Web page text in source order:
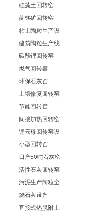
硅藻土回转窑
菱镁矿回转窑
粘土陶粒生产设
建筑陶粒生产线
碳酸锂回转窑
燃气回转窑
环保石灰窑
土壤修复回转窑
节能回转窑
间接加热回转窑
锂云母回转窑设
小型回转窑
日产50吨石灰窑
活性石灰回转窑
污泥生产陶粒全
烧石灰设备
直接式热脱附土